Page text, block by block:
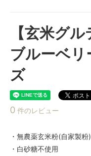
【玄米グ
ブルーベリ
ズ
0 件のレビュー
・無農薬玄米粉(自家製粉)
・白砂糖不使用